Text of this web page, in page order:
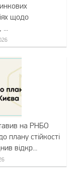
щодо
на РНБО
плану стійкості
відкр...